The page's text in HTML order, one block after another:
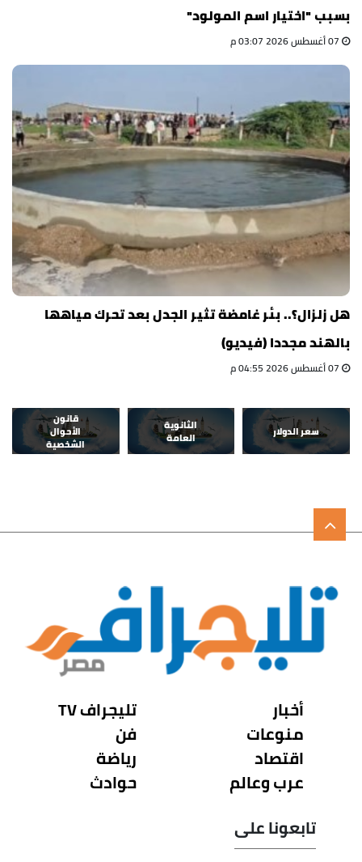
بسبب "اختيار اسم المولود"
هل زلزال؟.. بئر غامضة تثير الجدل بعد تحرك مياهها
بالهند مجددا (فيديو)
سعر الدولار
الثانوية
العامة
قانون
الأحوال
الشخصية
أخبار
منوعات
اقتصاد
عرب وعالم
تليجراف TV
فن
رياضة
حوادث
تابعونا على